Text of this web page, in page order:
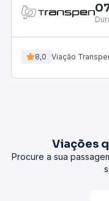
8,0 Viação
Viações
Procure a sua